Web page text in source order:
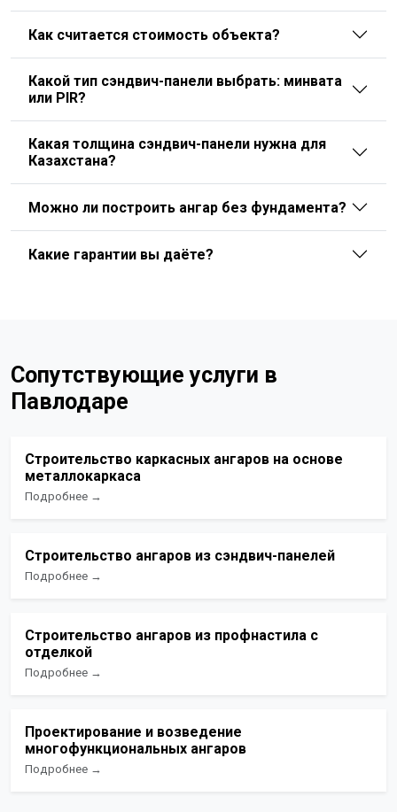
Как считается стоимость объекта?
Какой тип сэндвич-панели выбрать: минвата
или PIR?
Какая толщина сэндвич-панели нужна для
Казахстана?
Можно ли построить ангар без фундамента?
Какие гарантии вы даёте?
Сопутствующие услуги в
Павлодаре
Строительство каркасных ангаров на основе
металлокаркаса
Подробнее →
Строительство ангаров из сэндвич-панелей
Подробнее →
Строительство ангаров из профнастила с
отделкой
Подробнее →
Проектирование и возведение
многофункциональных ангаров
Подробнее →